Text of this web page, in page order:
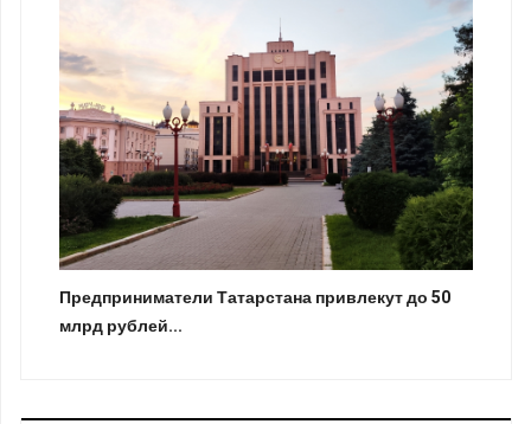
Предприниматели Татарстана привлекут до 50
млрд рублей...